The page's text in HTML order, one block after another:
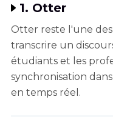
1. Otter
Otter reste l'une
transcrire un
étudiants et les
synchronisation
en temps réel.